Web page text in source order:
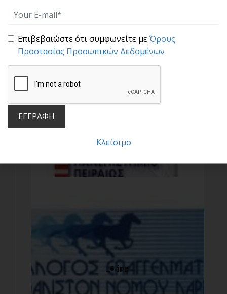
_5.jpg
_6.jpg
Επιβεβαιώστε ότι συμφωνείτε μεΌρους
Προστασίας Προσωπικών Δεδομένων
ΕΓΓΡΑΦΗ
Κλείσιμο